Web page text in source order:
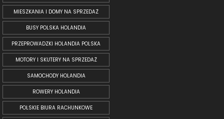
MIESZKANIA I DOMY NA SPRZEDAŻ
BUSY POLSKA HOLANDIA
PRZEPROWADZKI HOLANDIA POLSKA
MOTORY I SKUTERY NA SPRZEDAŻ
SAMOCHODY HOLANDIA
ROWERY HOLANDIA
POLSKIE BIURA RACHUNKOWE